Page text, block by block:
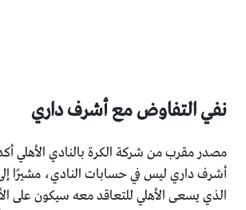
نفي التفاوض مع أشرف داري
مصدر مقرب من شركة الكرة بالنادي الأهلي
أشرف داري ليس في حسابات النادي، مشيرًا إلى
الذي يسعى الأهلي للتعاقد معه سيكون على